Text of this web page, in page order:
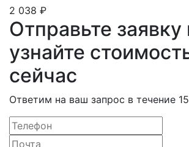
2 038 ₽
Отправьте заявку
узнайте
сейчас
Ответим на ваш запрос в течение